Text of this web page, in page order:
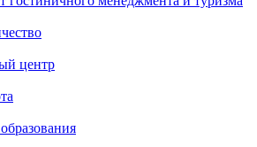
центр